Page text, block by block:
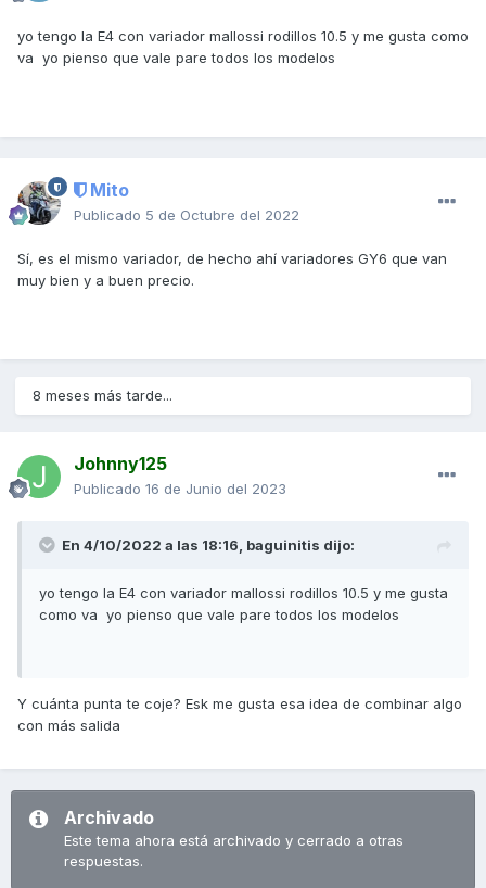
yo tengo la E4 con variador mallossi rodillos 10.5 y me gusta como
va yo pienso que vale pare todos los modelos
Mito
Publicado 5 de Octubre del 2022
Sí, es el mismo variador, de hecho ahí variadores GY6 que van
muy bien y a buen precio.
8 meses más tarde...
Johnny125
Publicado 16 de Junio del 2023
En 4/10/2022 a las 18:16, baguinitis dijo:
yo tengo la E4 con variador mallossi rodillos 10.5 y me gusta
como va yo pienso que vale pare todos los modelos
Y cuánta punta te coje? Esk me gusta esa idea de combinar algo
con más salida
Archivado
Este tema ahora está archivado y cerrado a otras
respuestas.